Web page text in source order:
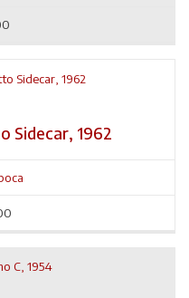
Sidecar, 1962